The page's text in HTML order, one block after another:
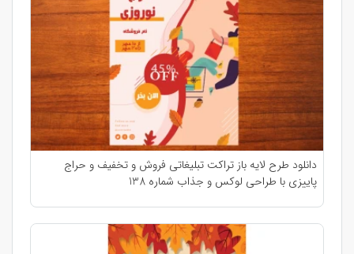
دانلود طرح لایه باز تراکت تبلیغاتی فروش و تخفیف و حراج
پاییزی با طراحی لوکس و جذاب شماره 138